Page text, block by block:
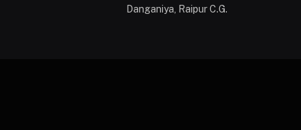
Danganiya, Raipur C.G.